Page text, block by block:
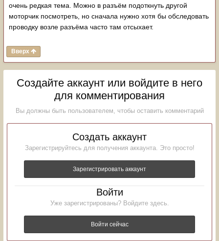
очень редкая тема. Можно в разъём подоткнуть другой
моторчик посмотреть, но сначала нужно хотя бы обследовать
проводку возле разъёма часто там отсыхает.
Вверх
Создайте аккаунт или войдите в него
для комментирования
Вы должны быть пользователем, чтобы оставить комментарий
Создать аккаунт
Зарегистрируйтесь для получения аккаунта. Это просто!
Зарегистрировать аккаунт
Войти
Уже зарегистрированы? Войдите здесь.
Войти сейчас